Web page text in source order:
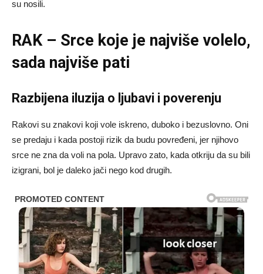
su nosili.
RAK – Srce koje je najviše volelo,
sada najviše pati
Razbijena iluzija o ljubavi i poverenju
Rakovi su znakovi koji vole iskreno, duboko i bezuslovno. Oni
se predaju i kada postoji rizik da budu povređeni, jer njihovo
srce ne zna da voli na pola. Upravo zato, kada otkriju da su bili
izigrani, bol je daleko jači nego kod drugih.